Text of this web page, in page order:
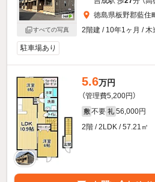
すべての写真
徳島県板野郡藍住
2階建 / 10年1ヶ月 / 木
駐車場あり
5.6万円
（管理費5,200円）
敷 不要 礼 56,000円
2階 / 2LDK / 57.21㎡